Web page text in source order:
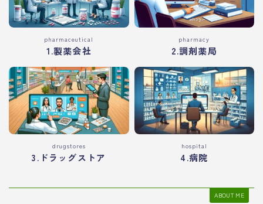
pharmaceutical
1.製薬会社
pharmacy
2.調剤薬局
drugstores
3.ドラッグストア
hospital
4.病院
ABOUT ME